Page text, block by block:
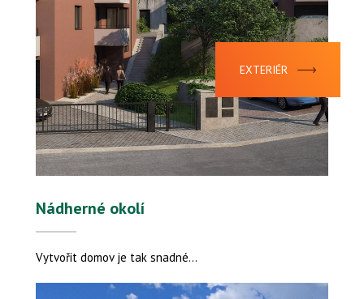
EXTERIÉR
Nádherné okolí
Vytvořit domov je tak snadné...